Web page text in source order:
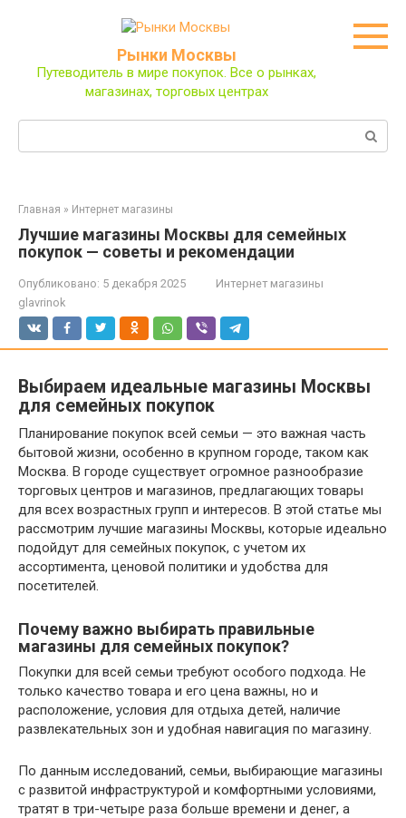
Рынки Москвы
Путеводитель в мире покупок. Все о рынках,
магазинах, торговых центрах
Главная » Интернет магазины
Лучшие магазины Москвы для семейных
покупок — советы и рекомендации
Опубликовано: 5 декабря 2025
Интернет магазины
glavrinok
Выбираем идеальные магазины Москвы
для семейных покупок
Планирование покупок всей семьи — это важная часть
бытовой жизни, особенно в крупном городе, таком как
Москва. В городе существует огромное разнообразие
торговых центров и магазинов, предлагающих товары
для всех возрастных групп и интересов. В этой статье мы
рассмотрим лучшие магазины Москвы, которые идеально
подойдут для семейных покупок, с учетом их
ассортимента, ценовой политики и удобства для
посетителей.
Почему важно выбирать правильные
магазины для семейных покупок?
Покупки для всей семьи требуют особого подхода. Не
только качество товара и его цена важны, но и
расположение, условия для отдыха детей, наличие
развлекательных зон и удобная навигация по магазину.
По данным исследований, семьи, выбирающие магазины
с развитой инфраструктурой и комфортными условиями,
тратят в три-четыре раза больше времени и денег, а